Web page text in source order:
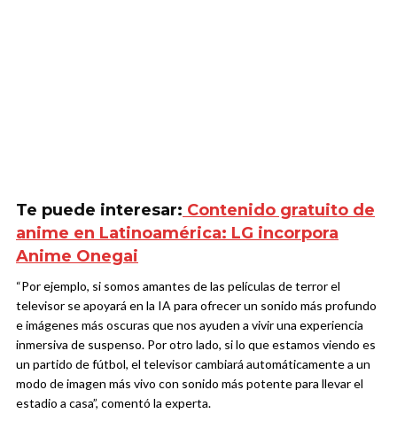
Te puede interesar: Contenido gratuito de
anime en Latinoamérica: LG incorpora
Anime Onegai
“Por ejemplo, si somos amantes de las películas de terror el
televisor se apoyará en la IA para ofrecer un sonido más profundo
e imágenes más oscuras que nos ayuden a vivir una experiencia
inmersiva de suspenso. Por otro lado, si lo que estamos viendo es
un partido de fútbol, el televisor cambiará automáticamente a un
modo de imagen más vivo con sonido más potente para llevar el
estadio a casa”, comentó la experta.